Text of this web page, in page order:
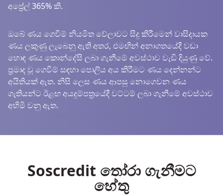
අප්‍රේල් 365% කි.
ඔබේ ණය ගෙවීම් නියමිත වේලාවට සිදු කිරීමෙන් වාසිදායක
ණය ලකුණු ලැබෙනු ඇති අතර, එමඟින් අනාගතයේදී වඩා
හොඳ ණය කොන්දේසි ලබා ගැනීමේ අවස්ථාව වැඩි දියුණු වේ.
ප්‍රමාද වූ ගෙවීම් සඳහා පොලිය අය කිරීමට ණය දෙන්නන්ට
අයිතියක් ඇත. නිසි ලෙස ණය ආපසු නොගෙවන ණය
ගැතියන්ට ඊළඟ අයදුම්පත්‍රයේදී වට්ටම් ලබා ගැනීමේ අවස්ථාව
අහිමි වනු ඇත.
Soscredit තෝරා ගැනීමට
හේතු